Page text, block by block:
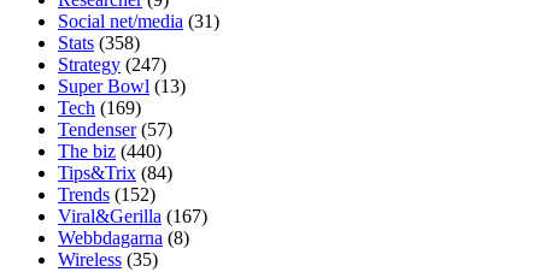
Social net/media (31)
Stats (358)
Strategy (247)
Super Bowl (13)
Tech (169)
Tendenser(57)
The biz (440)
Tips&Trix (84)
Trends (152)
Viral&Gerilla (167)
Webbdagarna (8)
Wireless (35)